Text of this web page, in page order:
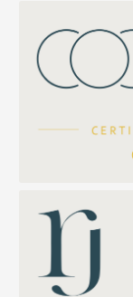
S車花鏈系列
珍珠鏈系列
坦克鏈系列
滿天星鏈系
方假繩鏈系列
珠扣